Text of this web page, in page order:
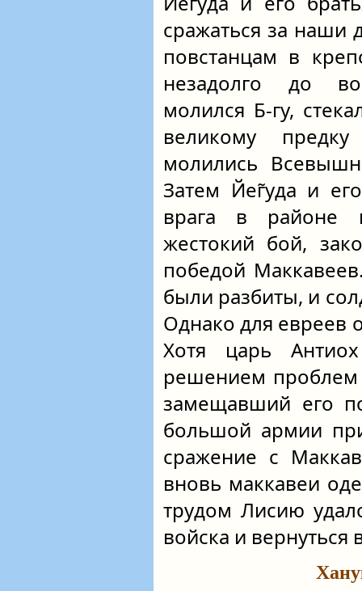
сражаться за наши
повстанцам в
незадолго до
молился Б‑гу,
великому
молились
Затем Йег̃уда и
врага в районе
жестокий бой,
победой
были разбиты, и
Однако для евреев
Хотя царь
решением проблем
замещавший его
большой армии
сражение с
вновь маккавеи
трудом Лисию
войска и вернуться